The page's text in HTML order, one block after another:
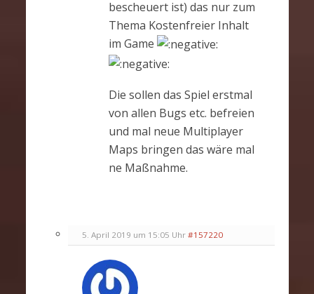
bescheuert ist) das nur zum
Thema Kostenfreier Inhalt
im Game
Die sollen das Spiel erstmal
von allen Bugs etc. befreien
und mal neue Multiplayer
Maps bringen das wäre mal
ne Maßnahme.
5. April 2019 um 15:05 Uhr #157220